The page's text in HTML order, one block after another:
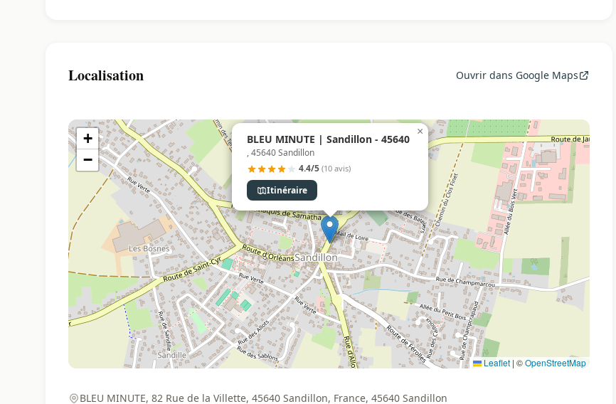
Localisation Ouvrir dans Google Maps
BLEU MINUTE | Sandillon - 45640
, 45640 Sandillon
4.4/5 (10 avis)
Itinéraire
×
+
−
Leaflet | ©OpenStreetMap
BLEU MINUTE, 82 Rue de la Villette, 45640 Sandillon, France, 45640 Sandillon